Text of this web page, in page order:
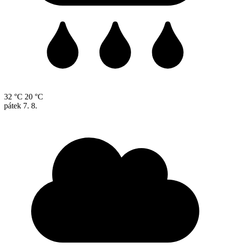
32 °C 20 °C
pátek 7. 8.